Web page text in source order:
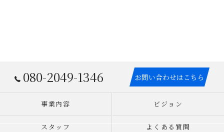
080-2049-1346 お問い合わせはこちら
事業内容 ビジョン
スタッフ よくある質問